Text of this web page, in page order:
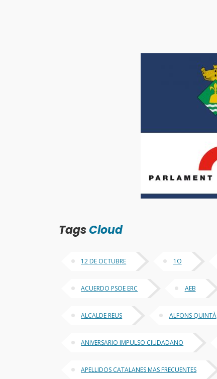
TagsCloud
12 DE OCTUBRE 1O
ACUERDO PSOE ERC AEB
ALCALDE REUS ALFONS QUINTÀ
ANIVERSARIO IMPULSO CIUDADANO
APELLIDOS CATALANES MAS FRECUENTES